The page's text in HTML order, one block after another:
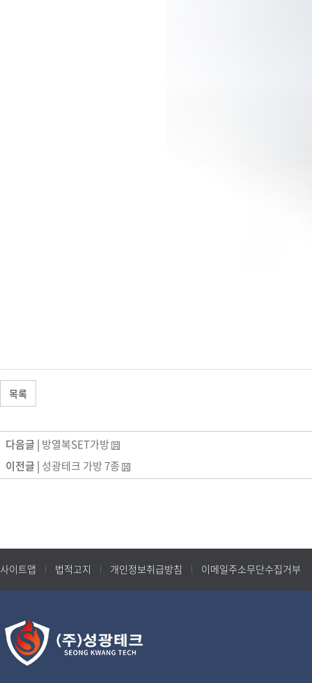
목록
다음글 | 방열복SET가방
이전글 | 성광테크 가방 7종
사이트맵 법적고지 개인정보취급방침 이메일주소무단수집거부